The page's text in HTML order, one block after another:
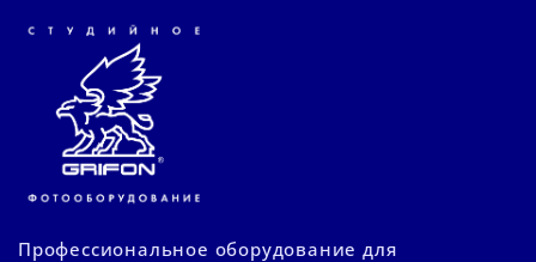
Профессиональное оборудование для